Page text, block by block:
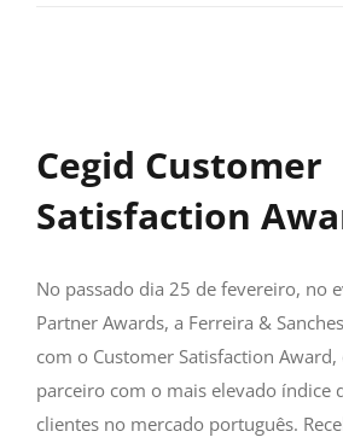
Cegid Customer
Satisfaction
No passado dia 25 de fevereiro, no
Partner Awards, a Ferreira &
com o Customer Satisfaction Award,
parceiro com o mais elevado índice
clientes no mercado português.